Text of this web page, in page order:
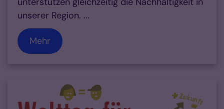
unserer Region. ...
Mehr